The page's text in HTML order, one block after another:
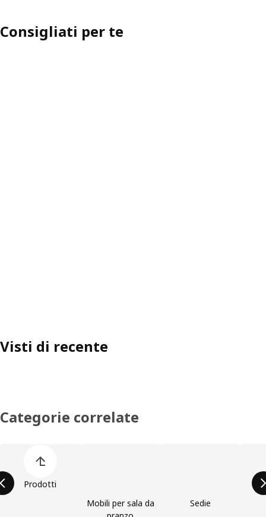
Consigliati per te
Visti di recente
Categorie correlate
Prodotti
Mobili per sala da
Sedie